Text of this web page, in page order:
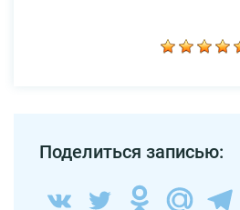
Поделиться записью: